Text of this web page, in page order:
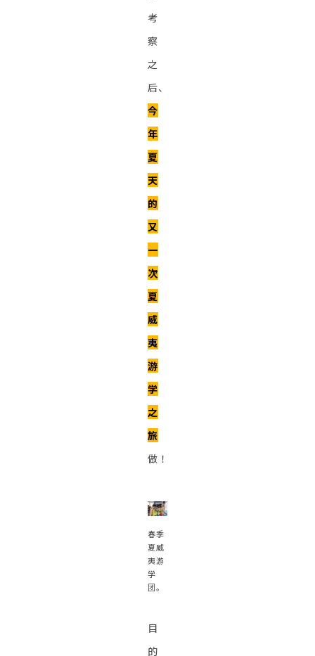
考
察
之
后、
今
年
夏
天
的
又
一
次
夏
威
夷
游
学
之
旅
做！
春季
夏威
夷游
学
团。
目
的